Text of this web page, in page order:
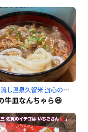
源泉掛け流し温泉久留米 游心の湯のサ活
牛皿なんちゃら😆